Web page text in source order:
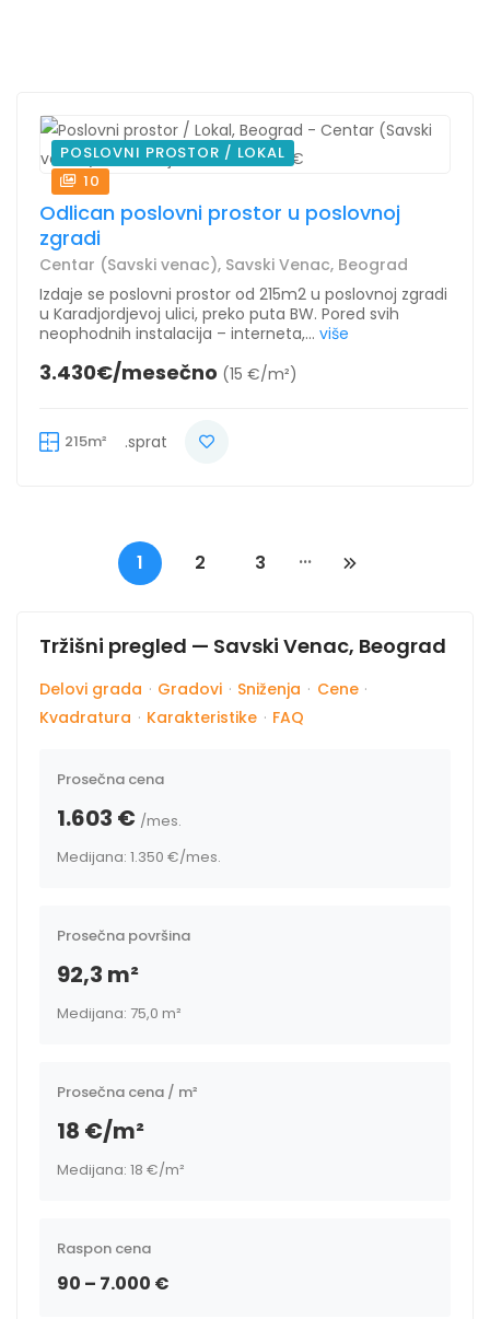
POSLOVNI PROSTOR / LOKAL
10
Odlican poslovni prostor u poslovnoj
zgradi
Centar (Savski venac), Savski Venac, Beograd
Izdaje se poslovni prostor od 215m2 u poslovnoj zgradi
u Karadjordjevoj ulici, preko puta BW. Pored svih
neophodnih instalacija – interneta,... više
3.430€/mesečno (15 €/m²)
215m² .sprat
1 2 3 ...
Tržišni pregled — Savski Venac, Beograd
Delovi grada · Gradovi · Sniženja · Cene ·
Kvadratura · Karakteristike · FAQ
Prosečna cena
1.603 € /mes.
Medijana: 1.350 €/mes.
Prosečna površina
92,3 m²
Medijana: 75,0 m²
Prosečna cena / m²
18 €/m²
Medijana: 18 €/m²
Raspon cena
90 – 7.000 €